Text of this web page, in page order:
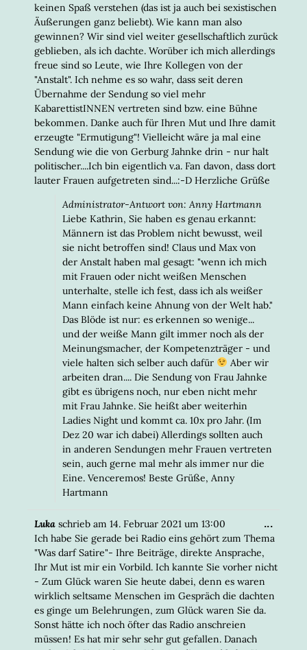
keinen Spaß verstehen (das ist ja auch bei sexistischen
Äußerungen ganz beliebt). Wie kann man also
gewinnen? Wir sind viel weiter gesellschaftlich zurück
geblieben, als ich dachte. Worüber ich mich allerdings
freue sind so Leute, wie Ihre Kollegen von der
"Anstalt". Ich nehme es so wahr, dass seit deren
Übernahme der Sendung so viel mehr
KabarettistINNEN vertreten sind bzw. eine Bühne
bekommen. Danke auch für Ihren Mut und Ihre damit
erzeugte "Ermutigung"! Vielleicht wäre ja mal eine
Sendung wie die von Gerburg Jahnke drin - nur halt
politischer....Ich bin eigentlich v.a. Fan davon, dass dort
lauter Frauen aufgetreten sind...:-D Herzliche Grüße
Administrator-Antwort von: Anny Hartmann
Liebe Kathrin, Sie haben es genau erkannt:
Männern ist das Problem nicht bewusst, weil
sie nicht betroffen sind! Claus und Max von
der Anstalt haben mal gesagt: "wenn ich mich
mit Frauen oder nicht weißen Menschen
unterhalte, stelle ich fest, dass ich als weißer
Mann einfach keine Ahnung von der Welt hab."
Das Blöde ist nur: es erkennen so wenige...
und der weiße Mann gilt immer noch als der
Meinungsmacher, der Kompetenzträger - und
viele halten sich selber auch dafür
Aber wir
arbeiten dran.... Die Sendung von Frau Jahnke
gibt es übrigens noch, nur eben nicht mehr
mit Frau Jahnke. Sie heißt aber weiterhin
Ladies Night und kommt ca. 10x pro Jahr. (Im
Dez 20 war ich dabei) Allerdings sollten auch
in anderen Sendungen mehr Frauen vertreten
sein, auch gerne mal mehr als immer nur die
Eine. Venceremos! Beste Grüße, Anny
Hartmann
Luka schrieb am 14. Februar 2021 um 13:00
Ich habe Sie gerade bei Radio eins gehört zum Thema
"Was darf Satire"- Ihre Beiträge, direkte Ansprache,
Ihr Mut ist mir ein Vorbild. Ich kannte Sie vorher nicht
- Zum Glück waren Sie heute dabei, denn es waren
wirklich seltsame Menschen im Gespräch die dachten
es ginge um Belehrungen, zum Glück waren Sie da.
Sonst hätte ich noch öfter das Radio anschreien
müssen! Es hat mir sehr sehr gut gefallen. Danach
...DIESE